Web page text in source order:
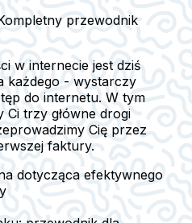
przewodnik
w internecie jest dziś
każdego - wystarczy
do internetu. W tym
trzy główne drogi
Cię przez
faktury.
dotycząca efektywnego